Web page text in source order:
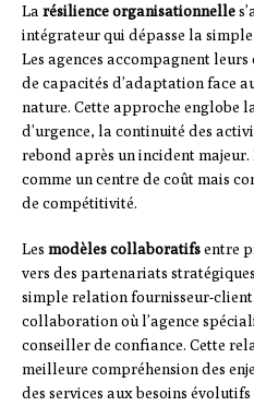
La résilience organisationnelle
intégrateur qui dépasse la
Les agences accompagnent
de capacités d’adaptation face
nature. Cette approche englobe
d’urgence, la continuité des
rebond après un incident majeur.
comme un centre de coût mais
de compétitivité.
Les modèles collaboratifsentre
vers des partenariats
simple relation fournisseur-
collaboration où l’agence
conseiller de confiance. Cette
meilleure compréhension des
des services aux besoins